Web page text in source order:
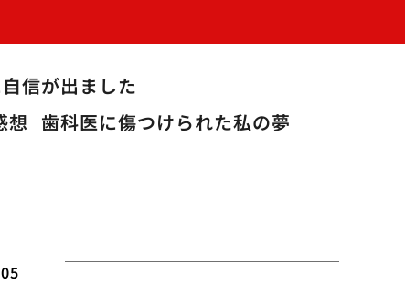
信が出ました
想 歯科医に傷つけられた私の夢